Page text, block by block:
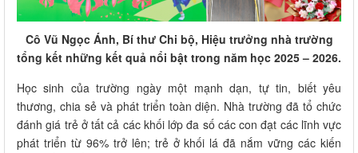
Cô Vũ Ngọc Ánh, Bí thư Chi bộ, Hiệu trưởng nhà trường
tổng kết những kết quả nổi bật trong năm học 2025 – 2026.
Học sinh của trường ngày một mạnh dạn, tự tin, biết yêu
thương, chia sẻ và phát triển toàn diện. Nhà trường đã tổ chức
đánh giá trẻ ở tất cả các khối lớp đa số các con đạt các lĩnh vực
phát triển từ 96% trở lên; trẻ ở khối lá đã nắm vững các kiến